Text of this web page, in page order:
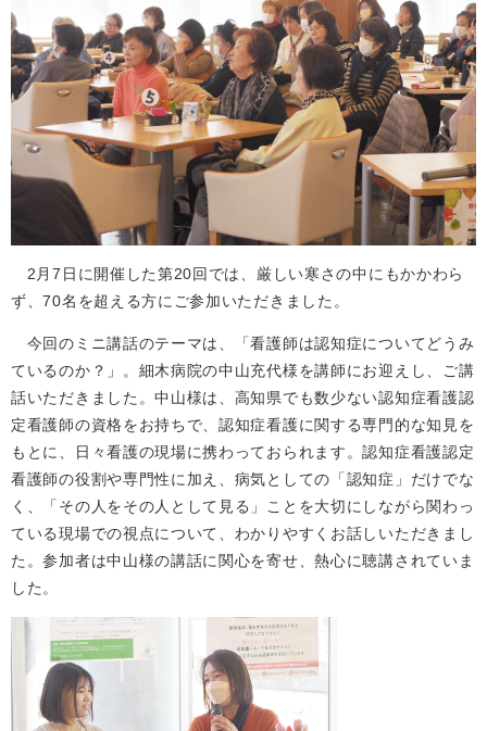
2月7日に開催した第20回では、厳しい寒さの中にもかかわら
ず、70名を超える方にご参加いただきました。
今回のミニ講話のテーマは、「看護師は認知症についてどうみ
ているのか？」。細木病院の中山充代様を講師にお迎えし、ご講
話いただきました。中山様は、高知県でも数少ない認知症看護認
定看護師の資格をお持ちで、認知症看護に関する専門的な知見を
もとに、日々看護の現場に携わっておられます。認知症看護認定
看護師の役割や専門性に加え、病気としての「認知症」だけでな
く、「その人をその人として見る」ことを大切にしながら関わっ
ている現場での視点について、わかりやすくお話しいただきまし
た。参加者は中山様の講話に関心を寄せ、熱心に聴講されていま
した。